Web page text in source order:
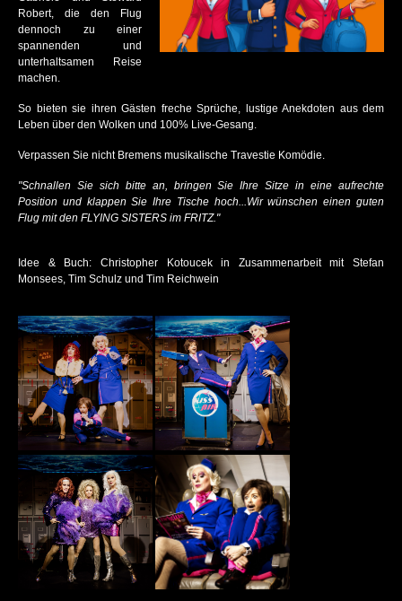
WORK LIFE WHAT?
INGRID KÜHNE
TOBIAS BORN
GINA & GLINDA
RALF SENKEL
JENS HEINRICH CLAASSEN
DANIEL LUIS
JERRY VSAN
CAVEMAN
INGMAR STADELMANN
KAY RAY SHOW
ELKE WINTER
Robert, die den Flug
dennoch zu einer
spannenden und
unterhaltsamen Reise
machen.
So bieten sie ihren Gästen freche Sprüche, lustige Anekdoten aus dem
Leben über den Wolken und 100% Live-Gesang.
Verpassen Sie nicht Bremens musikalische Travestie Komödie.
"Schnallen Sie sich bitte an, bringen Sie Ihre Sitze in eine aufrechte
Position und klappen Sie Ihre Tische hoch...Wir wünschen einen guten
Flug mit den FLYING SISTERS im FRITZ."
Idee & Buch: Christopher Kotoucek in Zusammenarbeit mit Stefan
Monsees, Tim Schulz und Tim Reichwein